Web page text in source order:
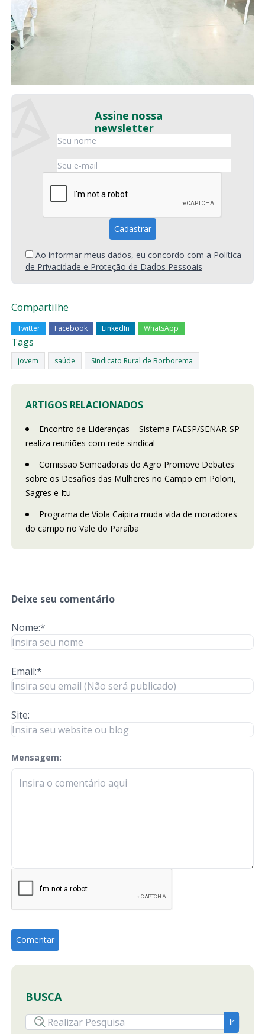
Assine nossa
newsletter
Ao informar meus dados, eu concordo com a Política
de Privacidade e Proteção de Dados Pessoais
Compartilhe
Twitter Facebook LinkedIn WhatsApp
Tags
jovem saúde Sindicato Rural de Borborema
ARTIGOS RELACIONADOS
Encontro de Lideranças – Sistema FAESP/SENAR-SP
realiza reuniões com rede sindical
Comissão Semeadoras do Agro Promove Debates
sobre os Desafios das Mulheres no Campo em Poloni,
Sagres e Itu
Programa de Viola Caipira muda vida de moradores
do campo no Vale do Paraíba
Deixe seu comentário
Nome:*
Email:*
Site:
Mensagem:
check-terms
BUSCA